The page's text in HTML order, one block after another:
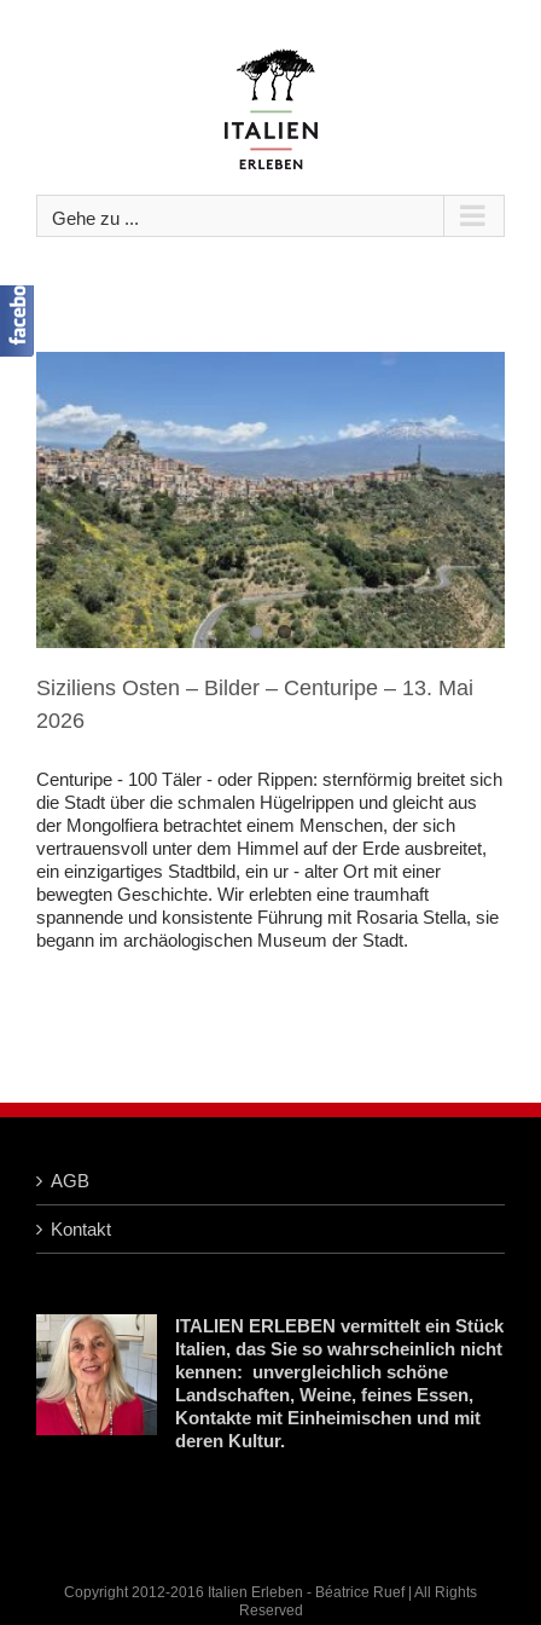
Gehe zu ...
Siziliens Osten – Bilder – Centuripe – 13. Mai
2026
Centuripe - 100 Täler - oder Rippen: sternförmig breitet sich
die Stadt über die schmalen Hügelrippen und gleicht aus
der Mongolfiera betrachtet einem Menschen, der sich
vertrauensvoll unter dem Himmel auf der Erde ausbreitet,
ein einzigartiges Stadtbild, ein ur - alter Ort mit einer
bewegten Geschichte. Wir erlebten eine traumhaft
spannende und konsistente Führung mit Rosaria Stella, sie
begann im archäologischen Museum der Stadt.
AGB
Kontakt
ITALIEN ERLEBEN vermittelt ein Stück
Italien, das Sie so wahrscheinlich nicht
kennen: unvergleichlich schöne
Landschaften, Weine, feines Essen,
Kontakte mit Einheimischen und mit
deren Kultur.
Copyright 2012-2016 Italien Erleben - Béatrice Ruef | All Rights
Reserved